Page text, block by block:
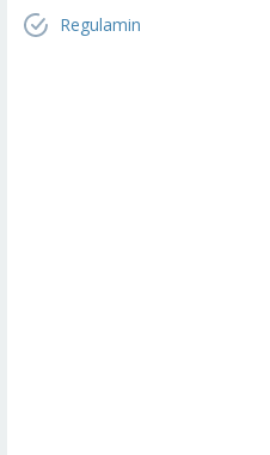
Regulamin